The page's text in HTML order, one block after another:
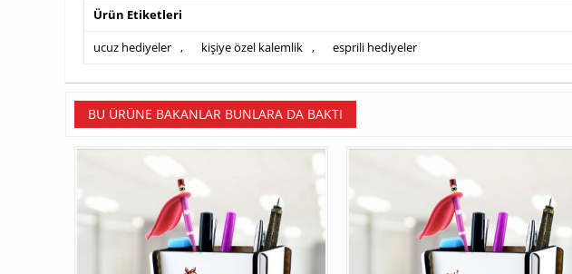
Ürün Etiketleri
ucuz hediyeler , kişiye özel kalemlik , esprili hediyeler
BU ÜRÜNE BAKANLAR BUNLARA DA BAKTI